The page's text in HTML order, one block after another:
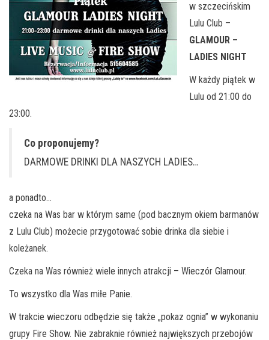
w szczecińskim
Lulu Club –
GLAMOUR –
LADIES NIGHT
W każdy piątek w
Lulu od 21:00 do
23:00.
Co proponujemy?
DARMOWE DRINKI DLA NASZYCH LADIES…
a ponadto…
czeka na Was bar w którym same (pod bacznym okiem barmanów
z Lulu Club) możecie przygotować sobie drinka dla siebie i
koleżanek.
Czeka na Was również wiele innych atrakcji – Wieczór Glamour.
To wszystko dla Was miłe Panie.
W trakcie wieczoru odbędzie się także „pokaz ognia” w wykonaniu
grupy Fire Show. Nie zabraknie również największych przebojów